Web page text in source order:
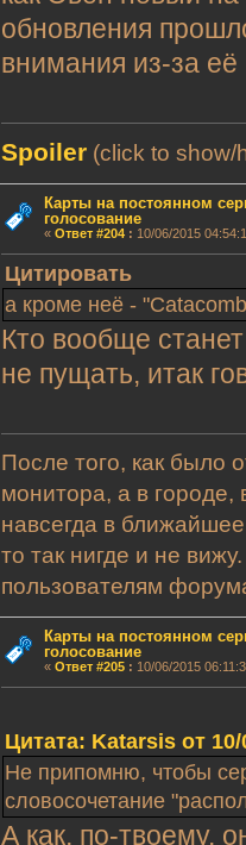
обновления
внимания из-за её
Spoiler (click to show/
Карты на постоянном
голосование
« Ответ #204: 10/06/2015
Цитировать
а кроме неё -
Кто вообще
не пущать, итак
После того, как было
монитора, а в
навсегда в
то так нигде и не
пользователям
Карты на постоянном
голосование
« Ответ #205: 10/06/2015
Цитата: Katarsis от
Не припомню, чтобы
словосочетание
А как, по-твоему,